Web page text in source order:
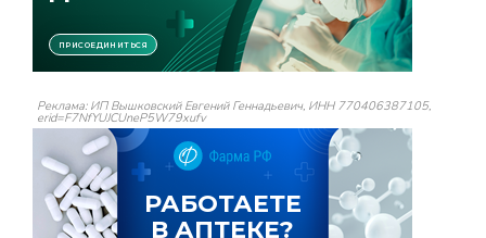
Реклама: ИП Вышковский Евгений Геннадьевич, ИНН 770406387105,
erid=F7NfYUJCUneP5W79xufv